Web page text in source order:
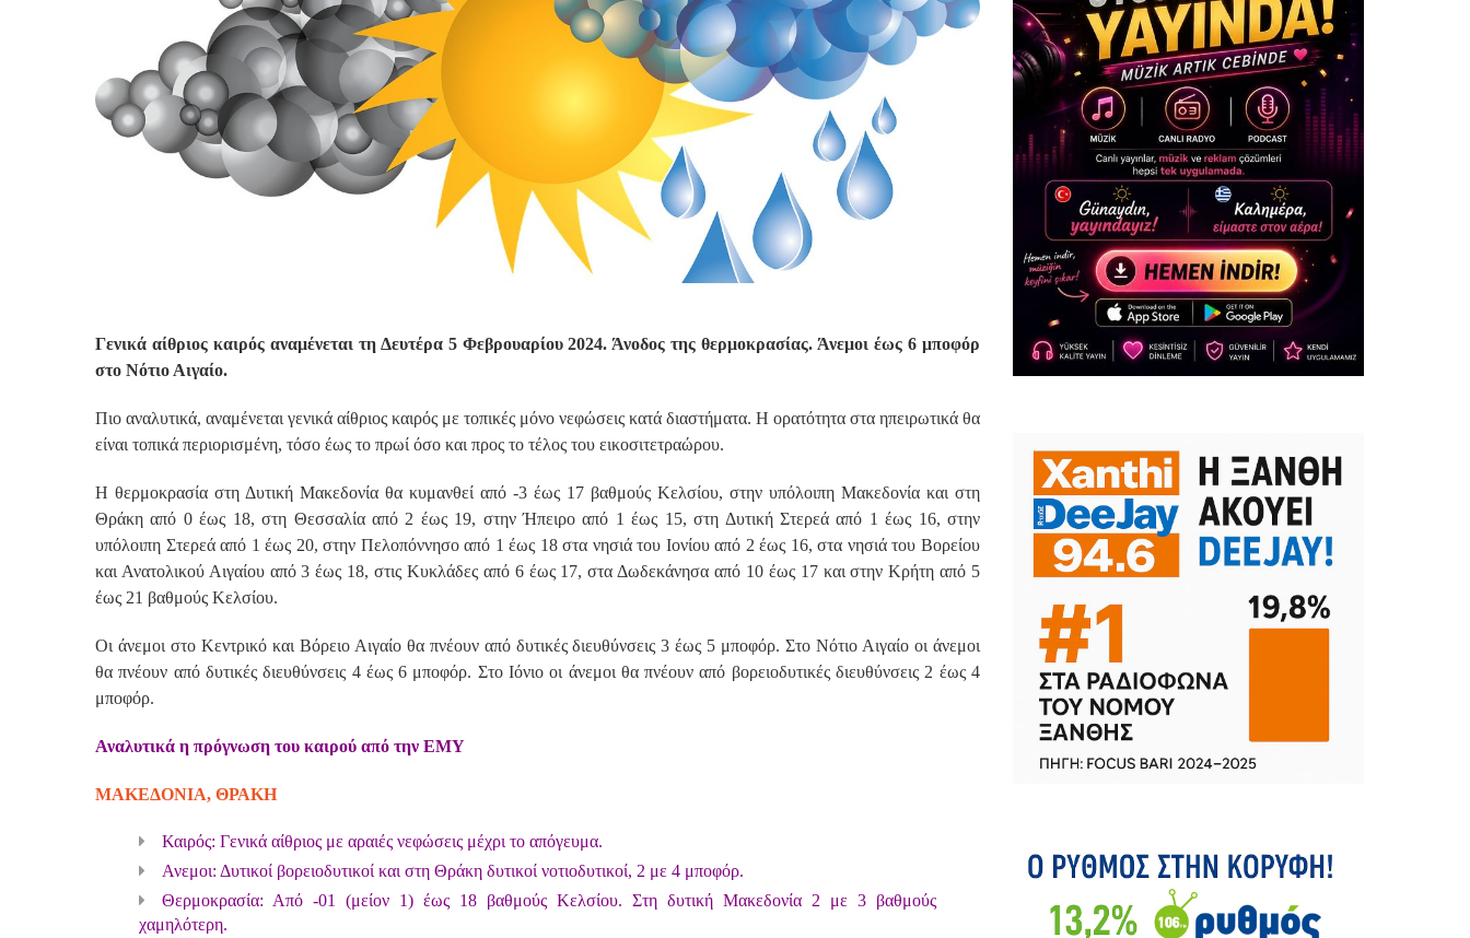
Γενικά αίθριος καιρός αναμένεται τη Δευτέρα 5 Φεβρουαρίου 2024. Άνοδος της θερμοκρασίας. Άνεμοι έως 6 μποφόρ
στο Νότιο Αιγαίο.
Πιο αναλυτικά, αναμένεται γενικά αίθριος καιρός με τοπικές μόνο νεφώσεις κατά διαστήματα. Η ορατότητα στα ηπειρωτικά θα
είναι τοπικά περιορισμένη, τόσο έως το πρωί όσο και προς το τέλος του εικοσιτετραώρου.
Η θερμοκρασία στη Δυτική Μακεδονία θα κυμανθεί από -3 έως 17 βαθμούς Κελσίου, στην υπόλοιπη Μακεδονία και στη
Θράκη από 0 έως 18, στη Θεσσαλία από 2 έως 19, στην Ήπειρο από 1 έως 15, στη Δυτική Στερεά από 1 έως 16, στην
υπόλοιπη Στερεά από 1 έως 20, στην Πελοπόννησο από 1 έως 18 στα νησιά του Ιονίου από 2 έως 16, στα νησιά του Βορείου
και Ανατολικού Αιγαίου από 3 έως 18, στις Κυκλάδες από 6 έως 17, στα Δωδεκάνησα από 10 έως 17 και στην Κρήτη από 5
έως 21 βαθμούς Κελσίου.
Οι άνεμοι στο Κεντρικό και Βόρειο Αιγαίο θα πνέουν από δυτικές διευθύνσεις 3 έως 5 μποφόρ. Στο Νότιο Αιγαίο οι άνεμοι
θα πνέουν από δυτικές διευθύνσεις 4 έως 6 μποφόρ. Στο Ιόνιο οι άνεμοι θα πνέουν από βορειοδυτικές διευθύνσεις 2 έως 4
μποφόρ.
Αναλυτικά η πρόγνωση του καιρού από την ΕΜΥ
ΜΑΚΕΔΟΝΙΑ, ΘΡΑΚΗ
Καιρός: Γενικά αίθριος με αραιές νεφώσεις μέχρι το απόγευμα.
Ανεμοι: Δυτικοί βορειοδυτικοί και στη Θράκη δυτικοί νοτιοδυτικοί, 2 με 4 μποφόρ.
Θερμοκρασία: Από -01 (μείον 1) έως 18 βαθμούς Κελσίου. Στη δυτική Μακεδονία 2 με 3 βαθμούς
χαμηλότερη.